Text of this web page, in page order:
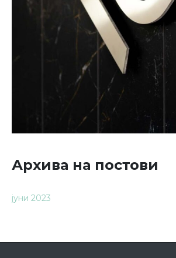
Архива на постови
јуни 2023